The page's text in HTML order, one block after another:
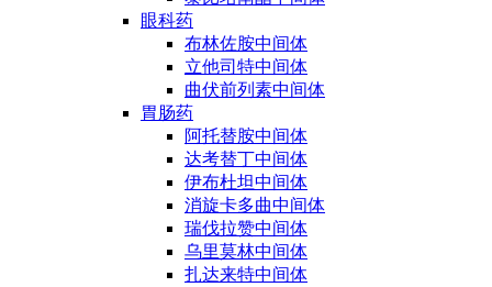
眼科药
布林佐胺中间体
立他司特中间体
曲伏前列素中间体
胃肠药
阿托替胺中间体
达考替丁中间体
伊布杜坦中间体
消旋卡多曲中间体
瑞伐拉赞中间体
乌里莫林中间体
扎达来特中间体